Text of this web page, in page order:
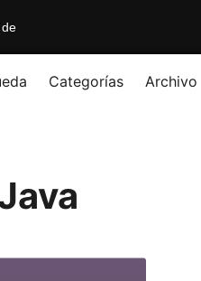
Categorías Archivo